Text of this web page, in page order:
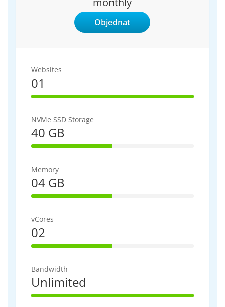
Objednat
Websites
01
100% Complete
NVMe SSD Storage
40 GB
50% Complete
Memory
04 GB
50% Complete
vCores
02
50% Complete
Bandwidth
Unlimited
100% Complete